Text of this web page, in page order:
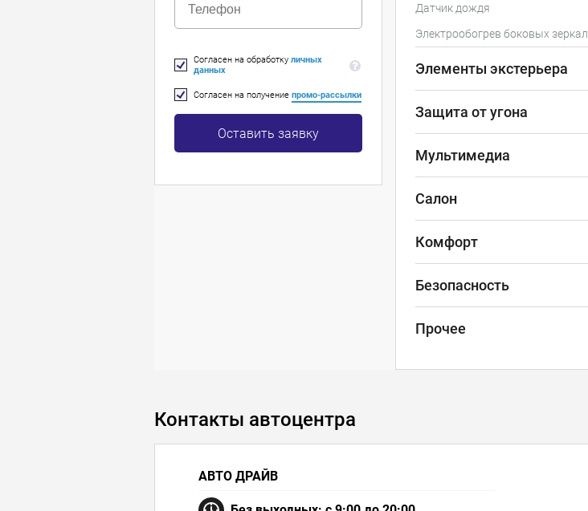
Датчик дождя
Электрообогрев боковых зеркал
Элементы экстерьера
Защита от угона
Мультимедиа
Салон
Комфорт
Безопасность
Прочее
Согласен на обработку личных
данных
Согласен на получение промо-рассылки
Оставить заявку
Контакты автоцентра
АВТО ДРАЙВ